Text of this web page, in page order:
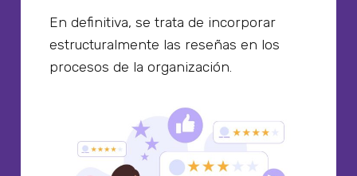
En definitiva, se trata de incorporar
estructuralmente las reseñas en los
procesos de la organización.